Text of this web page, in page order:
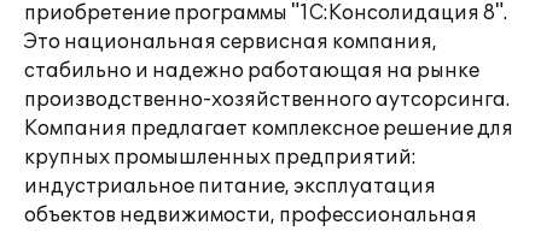
приобретение программы "1С:Консолидация 8".
Это национальная сервисная компания,
стабильно и надежно работающая на рынке
производственно-хозяйственного аутсорсинга.
Компания предлагает комплексное решение для
крупных промышленных предприятий:
индустриальное питание, эксплуатация
объектов недвижимости, профессиональная